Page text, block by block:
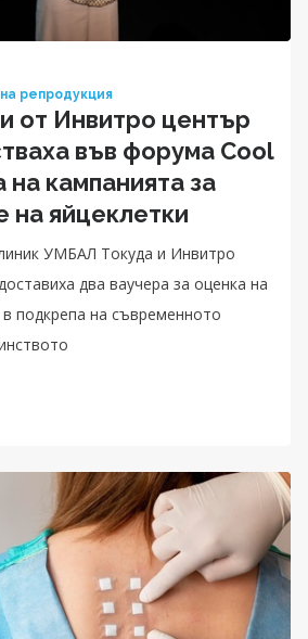
репродукция
от Инвитро център
във форума Cool
на кампанията за
на яйцеклетки
УМБАЛ Токуда и Инвитро
два ваучера за оценка на
подкрепа на съвременното